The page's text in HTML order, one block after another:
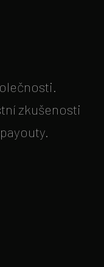
zkušenosti